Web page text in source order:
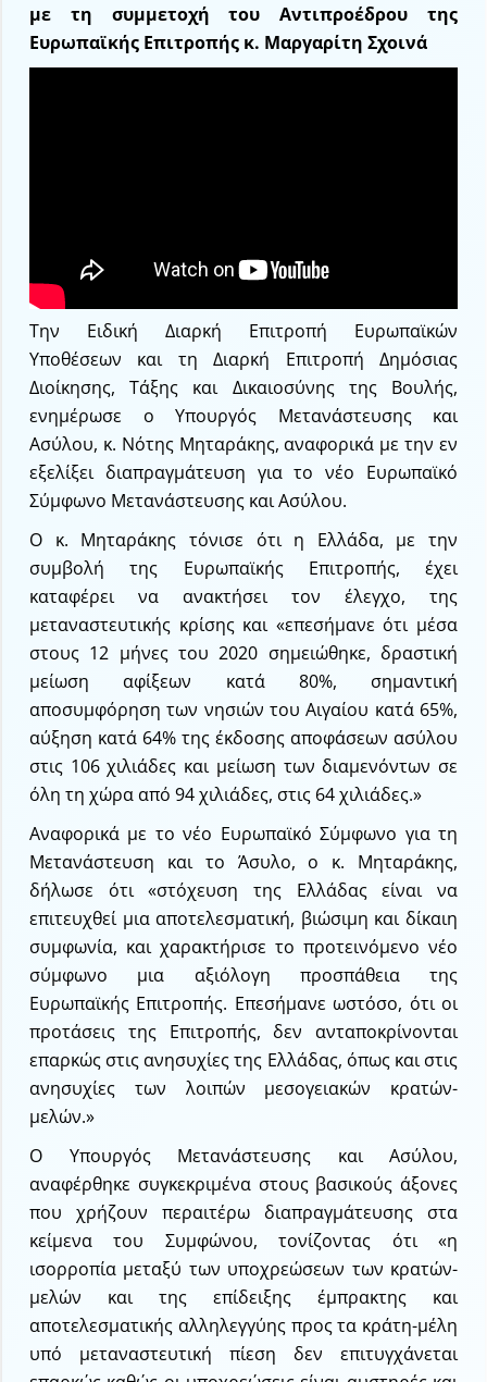
με τη συμμετοχή του Αντιπροέδρου της
Ευρωπαϊκής Επιτροπής κ. Μαργαρίτη Σχοινά
Την Ειδική Διαρκή Επιτροπή Ευρωπαϊκών
Υποθέσεων και τη Διαρκή Επιτροπή Δημόσιας
Διοίκησης, Τάξης και Δικαιοσύνης της Βουλής,
ενημέρωσε ο Υπουργός Μετανάστευσης και
Ασύλου, κ. Νότης Μηταράκης, αναφορικά με την εν
εξελίξει διαπραγμάτευση για το νέο Ευρωπαϊκό
Σύμφωνο Μετανάστευσης και Ασύλου.
Ο κ. Μηταράκης τόνισε ότι η Ελλάδα, με την
συμβολή της Ευρωπαϊκής Επιτροπής, έχει
καταφέρει να ανακτήσει τον έλεγχο, της
μεταναστευτικής κρίσης και «επεσήμανε ότι μέσα
στους 12 μήνες του 2020 σημειώθηκε, δραστική
μείωση αφίξεων κατά 80%, σημαντική
αποσυμφόρηση των νησιών του Αιγαίου κατά 65%,
αύξηση κατά 64% της έκδοσης αποφάσεων ασύλου
στις 106 χιλιάδες και μείωση των διαμενόντων σε
όλη τη χώρα από 94 χιλιάδες, στις 64 χιλιάδες.»
Αναφορικά με το νέο Ευρωπαϊκό Σύμφωνο για τη
Μετανάστευση και το Άσυλο, ο κ. Μηταράκης,
δήλωσε ότι «στόχευση της Ελλάδας είναι να
επιτευχθεί μια αποτελεσματική, βιώσιμη και δίκαιη
συμφωνία, και χαρακτήρισε το προτεινόμενο νέο
σύμφωνο μια αξιόλογη προσπάθεια της
Ευρωπαϊκής Επιτροπής. Επεσήμανε ωστόσο, ότι οι
προτάσεις της Επιτροπής, δεν ανταποκρίνονται
επαρκώς στις ανησυχίες της Ελλάδας, όπως και στις
ανησυχίες των λοιπών μεσογειακών κρατών-
μελών.»
O Yπουργός Μετανάστευσης και Ασύλου,
αναφέρθηκε συγκεκριμένα στους βασικούς άξονες
που χρήζουν περαιτέρω διαπραγμάτευσης στα
κείμενα του Συμφώνου, τονίζοντας ότι «η
ισορροπία μεταξύ των υποχρεώσεων των κρατών-
μελών και της επίδειξης έμπρακτης και
αποτελεσματικής αλληλεγγύης προς τα κράτη-μέλη
υπό μεταναστευτική πίεση δεν επιτυγχάνεται